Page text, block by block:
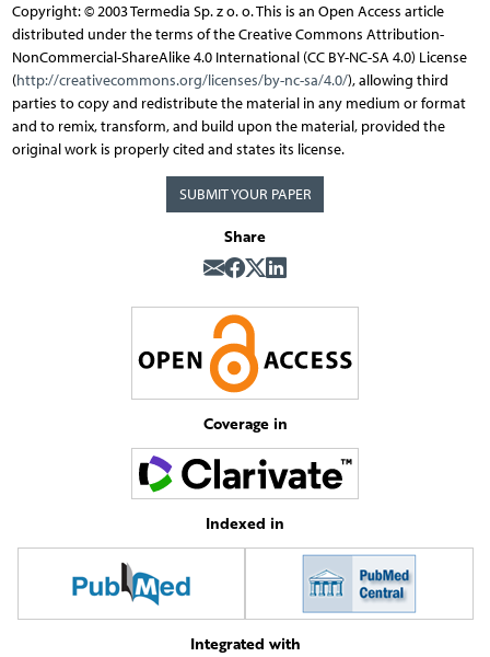
Copyright: © 2003 Termedia Sp. z o. o. This is an Open Access article
distributed under the terms of the Creative Commons Attribution-
NonCommercial-ShareAlike 4.0 International (CC BY-NC-SA 4.0) License
(http://creativecommons.org/licenses/by-nc-sa/4.0/), allowing third
parties to copy and redistribute the material in any medium or format
and to remix, transform, and build upon the material, provided the
original work is properly cited and states its license.
SUBMIT YOUR PAPER
Share
Coverage in
Indexed in
Integrated with